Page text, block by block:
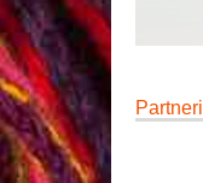
Partneri